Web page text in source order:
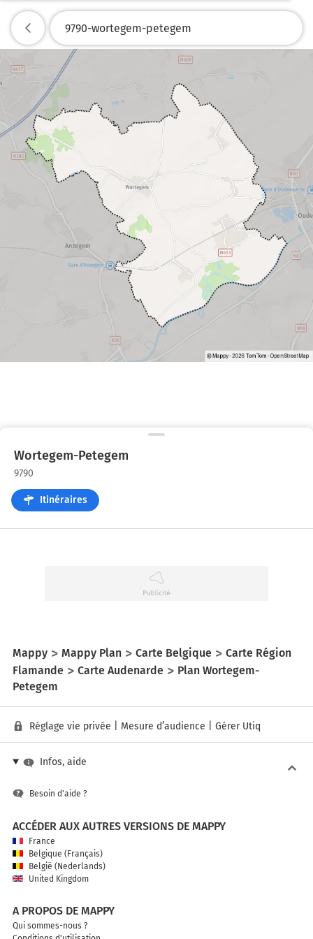
Wortegem-Petegem
9790
Itinéraires
Mappy Mappy Plan Carte Belgique
Carte Région
Flamande
Carte Audenarde
Plan Wortegem-
Petegem
Réglage vie privée Mesure d’audience Gérer Utiq
Infos, aide
Besoin d'aide ?
ACCÉDER AUX AUTRES VERSIONS DE MAPPY
France
Belgique (Français)
België (Nederlands)
United Kingdom
A PROPOS DE MAPPY
Qui sommes-nous ?